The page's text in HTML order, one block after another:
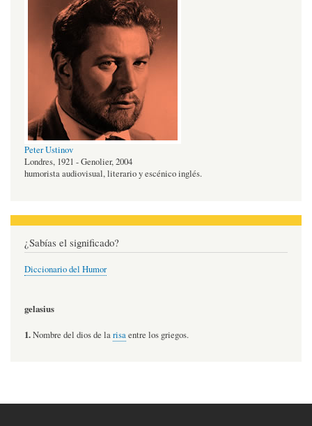
Peter Ustinov
Londres, 1921 - Genolier, 2004
humorista audiovisual, literario y escénico inglés.
¿Sabías el significado?
Diccionario del Humor
gelasius
1.Nombre del dios de larisaentre los griegos.